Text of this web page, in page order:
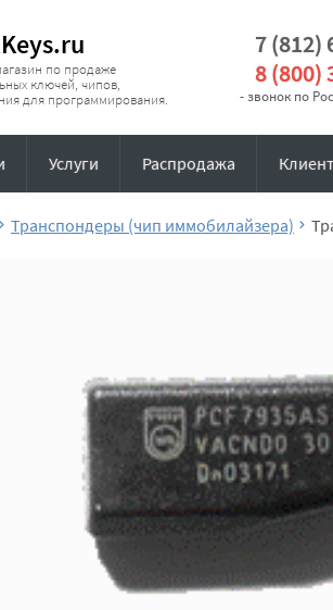
по продаже
ключей, чипов,
для программирования.
7 (812)
8 (800)
- звонок по
Услуги Распродажа
Транспондеры (чип иммобилайзера)